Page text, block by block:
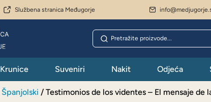
Službena stranica Međugorje
Krunice Suveniri Nakit Odjeća
Španjolski / Testimonios de los videntes – El mensaje de